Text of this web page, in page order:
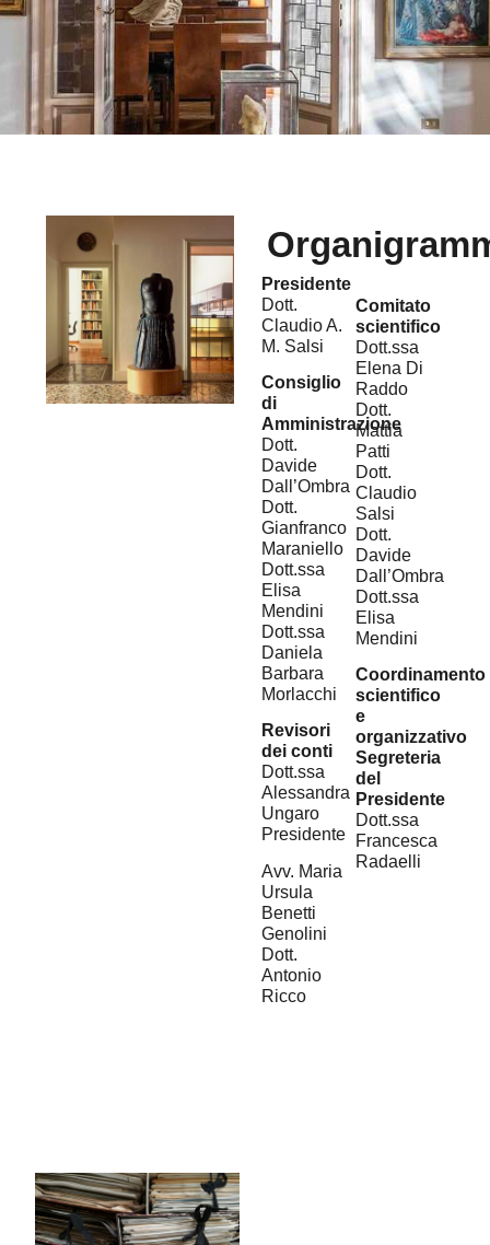
Presidente
Dott.
Claudio A.
M. Salsi
Consiglio
di
Amministrazione
Dott.
Davide
Dall’Ombra
Dott.
Gianfranco
Maraniello
Dott.ssa
Elisa
Mendini
Dott.ssa
Daniela
Barbara
Morlacchi
Revisori
dei conti
Dott.ssa
Alessandra
Ungaro
Presidente
Avv. Maria
Ursula
Benetti
Genolini
Dott.
Antonio
Ricco
Comitato
scientifico
Dott.ssa
Elena Di
Raddo
Dott.
Mattia
Patti
Dott.
Claudio
Salsi
Dott.
Davide
Dall’Ombra
Dott.ssa
Elisa
Mendini
Coordinamento
scientifico
e
organizzativo
Segreteria
del
Presidente
Dott.ssa
Francesca
Radaelli